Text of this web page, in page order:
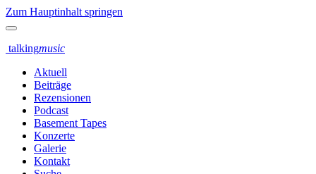
Zum Hauptinhalt springen
talkingmusic
Aktuell
Beiträge
Rezensionen
Podcast
Basement Tapes
Konzerte
Galerie
Kontakt